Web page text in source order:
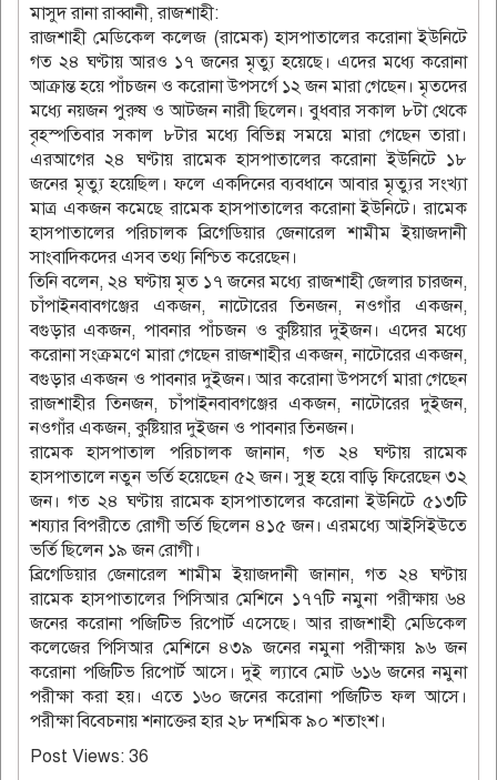
মাসুদ রানা রাব্বানী, রাজশাহী:
রাজশাহী মেডিকেল কলেজ (রামেক) হাসপাতালের করোনা ইউনিটে
গত ২৪ ঘণ্টায় আরও ১৭ জনের মৃত্যু হয়েছে। এদের মধ্যে করোনা
আক্রান্ত হয়ে পাঁচজন ও করোনা উপসর্গে ১২ জন মারা গেছেন। মৃতদের
মধ্যে নয়জন পুরুষ ও আটজন নারী ছিলেন। বুধবার সকাল ৮টা থেকে
বৃহস্পতিবার সকাল ৮টার মধ্যে বিভিন্ন সময়ে মারা গেছেন তারা।
এরআগের ২৪ ঘণ্টায় রামেক হাসপাতালের করোনা ইউনিটে ১৮
জনের মৃত্যু হয়েছিল। ফলে একদিনের ব্যবধানে আবার মৃত্যুর সংখ্যা
মাত্র একজন কমেছে রামেক হাসপাতালের করোনা ইউনিটে। রামেক
হাসপাতালের পরিচালক ব্রিগেডিয়ার জেনারেল শামীম ইয়াজদানী
সাংবাদিকদের এসব তথ্য নিশ্চিত করেছেন।
তিনি বলেন, ২৪ ঘণ্টায় মৃত ১৭ জনের মধ্যে রাজশাহী জেলার চারজন,
চাঁপাইনবাবগঞ্জের একজন, নাটোরের তিনজন, নওগাঁর একজন,
বগুড়ার একজন, পাবনার পাঁচজন ও কুষ্টিয়ার দুইজন। এদের মধ্যে
করোনা সংক্রমণে মারা গেছেন রাজশাহীর একজন, নাটোরের একজন,
বগুড়ার একজন ও পাবনার দুইজন। আর করোনা উপসর্গে মারা গেছেন
রাজশাহীর তিনজন, চাঁপাইনবাবগঞ্জের একজন, নাটোরের দুইজন,
নওগাঁর একজন, কুষ্টিয়ার দুইজন ও পাবনার তিনজন।
রামেক হাসপাতাল পরিচালক জানান, গত ২৪ ঘণ্টায় রামেক
হাসপাতালে নতুন ভর্তি হয়েছেন ৫২ জন। সুস্থ হয়ে বাড়ি ফিরেছেন ৩২
জন। গত ২৪ ঘণ্টায় রামেক হাসপাতালের করোনা ইউনিটে ৫১৩টি
শয্যার বিপরীতে রোগী ভর্তি ছিলেন ৪১৫ জন। এরমধ্যে আইসিইউতে
ভর্তি ছিলেন ১৯ জন রোগী।
ব্রিগেডিয়ার জেনারেল শামীম ইয়াজদানী জানান, গত ২৪ ঘণ্টায়
রামেক হাসপাতালের পিসিআর মেশিনে ১৭৭টি নমুনা পরীক্ষায় ৬৪
জনের করোনা পজিটিভ রিপোর্ট এসেছে। আর রাজশাহী মেডিকেল
কলেজের পিসিআর মেশিনে ৪৩৯ জনের নমুনা পরীক্ষায় ৯৬ জন
করোনা পজিটিভ রিপোর্ট আসে। দুই ল্যাবে মোট ৬১৬ জনের নমুনা
পরীক্ষা করা হয়। এতে ১৬০ জনের করোনা পজিটিভ ফল আসে।
পরীক্ষা বিবেচনায় শনাক্তের হার ২৮ দশমিক ৯০ শতাংশ।
Post Views: 36